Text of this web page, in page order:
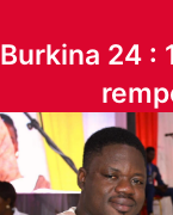
Burkina 24 :